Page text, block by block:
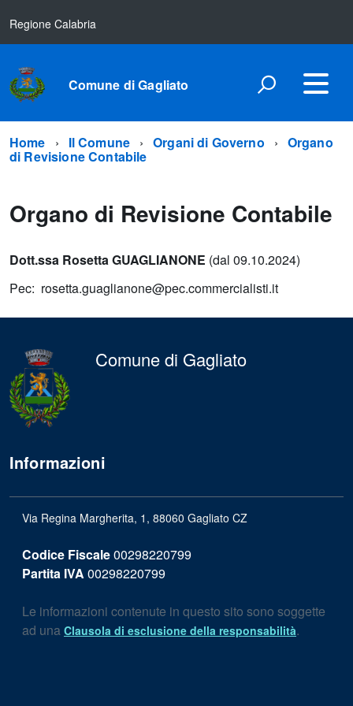
Regione Calabria
Comune di Gagliato
Home Il Comune Organi di Governo Organo
di Revisione Contabile
Organo di Revisione Contabile
Dott.ssa Rosetta GUAGLIANONE (dal 09.10.2024)
Pec: rosetta.guaglianone@pec.commercialisti.it
Comune di Gagliato
Informazioni
Via Regina Margherita, 1, 88060 Gagliato CZ
Codice Fiscale00298220799
Partita IVA 00298220799
Le informazioni contenute in questo sito sono soggette
ad una Clausola di esclusione della responsabilità.